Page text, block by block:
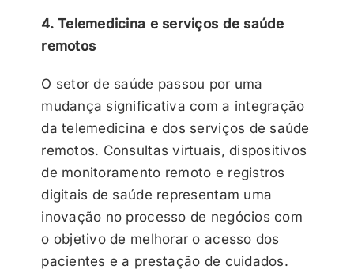
4. Telemedicina e serviços de saúde
remotos
O setor de saúde passou por uma
mudança significativa com a integração
da telemedicina e dos serviços de saúde
remotos. Consultas virtuais, dispositivos
de monitoramento remoto e registros
digitais de saúde representam uma
inovação no processo de negócios com
o objetivo de melhorar o acesso dos
pacientes e a prestação de cuidados.